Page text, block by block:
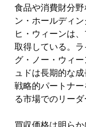
食品や消費財分
ン・ホールディ
ヒ・ウィーンは
取得している。
グ・ノー・ウィ
ュドは長期的な
戦略的パートナ
る市場でのリー